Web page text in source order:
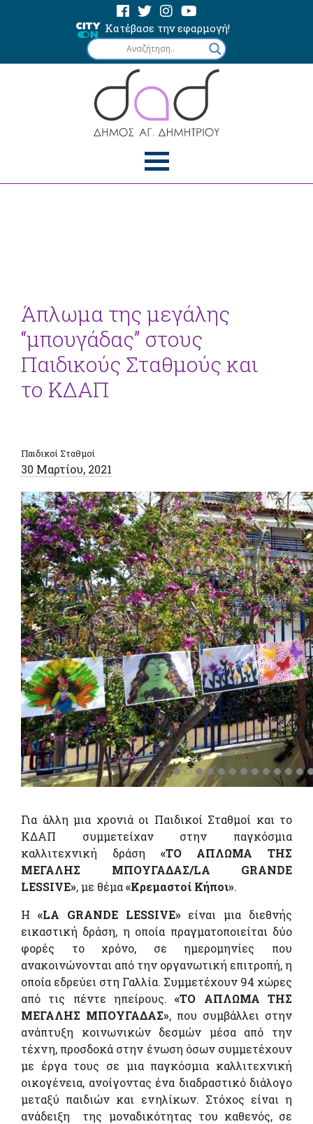
Κατέβασε την εφαρμογή!
Άπλωμα της μεγάλης
“μπουγάδας” στους
Παιδικούς Σταθμούς και
το ΚΔΑΠ
Παιδικοί Σταθμοί
30 Μαρτίου, 2021
Για άλλη μια χρονιά οι Παιδικοί Σταθμοί και το
ΚΔΑΠ συμμετείχαν στην παγκόσμια
καλλιτεχνική δράση «ΤΟ ΑΠΛΩΜΑ ΤΗΣ
ΜΕΓΑΛΗΣ ΜΠΟΥΓΑΔΑΣ/LA
GRANDE
LESSIVE», με θέμα«Κρεμαστοί Κήποι».
Η «LA GRANDE LESSIVE»είναι μια διεθνής
εικαστική δράση, η οποία πραγματοποιείται δύο
φορές το χρόνο, σε ημερομηνίες που
ανακοινώνονται από την οργανωτική επιτροπή, η
οποία εδρεύει στη Γαλλία. Συμμετέχουν 94 χώρες
από τις πέντε ηπείρους.«ΤΟ ΑΠΛΩΜΑ ΤΗΣ
ΜΕΓΑΛΗΣ ΜΠΟΥΓΑΔΑΣ», που συμβάλλει στην
ανάπτυξη κοινωνικών δεσμών μέσα από την
τέχνη, προσδοκά στην ένωση όσων συμμετέχουν
με έργα τους σε μια παγκόσμια καλλιτεχνική
οικογένεια, ανοίγοντας ένα διαδραστικό διάλογο
μεταξύ παιδιών και ενηλίκων. Στόχος είναι η
ανάδειξη της μοναδικότητας του καθενός, σε